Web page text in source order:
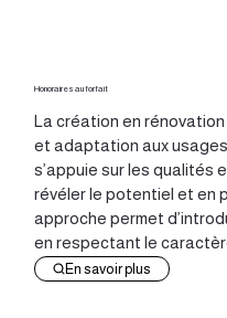
Honoraires au forfait
La création en
et adaptation aux
s’appuie sur les qualités
révéler le potentiel et en
approche permet
en respectant le
En savoir plus